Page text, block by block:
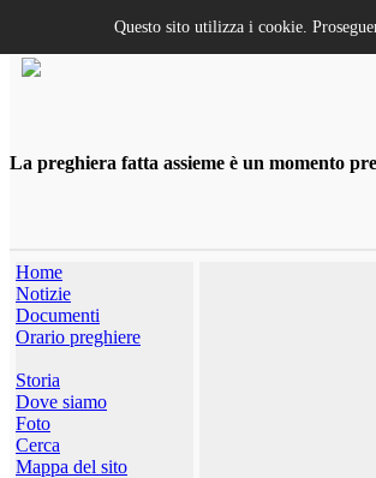
La preghiera fatta assieme è un momento
Home
Notizie
Documenti
Orario preghiere
Storia
Dove siamo
Foto
Cerca
Mappa del sito
Questo sito utilizza i cookie.